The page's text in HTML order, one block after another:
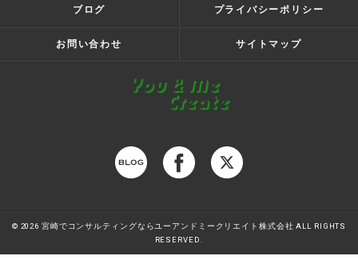
ブログ プライバシーポリシー
お問い合わせ サイトマップ
© 2026 宮崎でコンサルティングならユーアンドミークリエイト株式会社 ALL RIGHTS
RESERVED.